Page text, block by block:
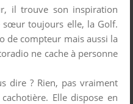
il trouve son inspiration
sœur toujours elle, la Golf.
de compteur mais aussi la
ne cache à personne
dire ? Rien, pas vraiment
Elle dispose en